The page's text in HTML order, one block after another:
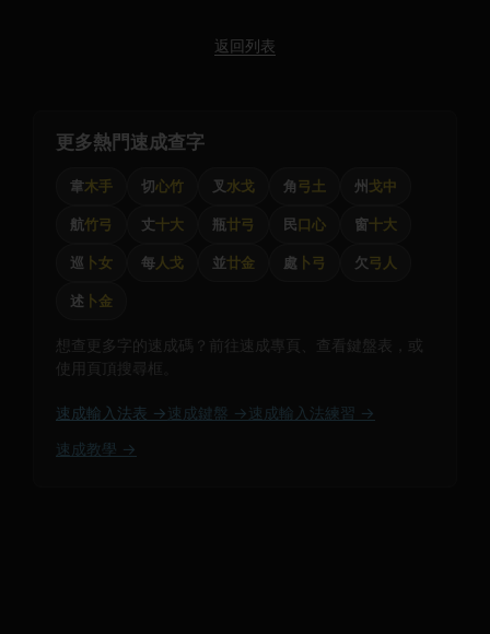
返回列表
更多熱門速成查字
韋木手 切心竹 叉 水戈 角弓土 州 戈中
航竹弓 丈十大 瓶廿弓 民口心 窗十大
巡 卜女 每人戈 並廿金 處 卜弓 欠弓人
述 卜金
想查更多字的速成碼？前往速成專頁、查看鍵盤表，或
使用頁頂搜尋框。
速成輸入法表 → 速成鍵盤 → 速成輸入法練習 →
速成教學 →